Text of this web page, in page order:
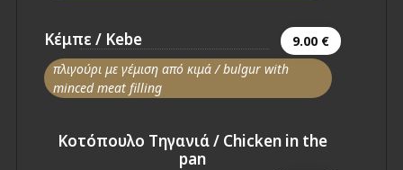
Κέμπε / Kebe
9.00 €
πλιγούρι με γέμιση από κιμά / bulgur with
minced meat filling
Κοτόπουλο Τηγανιά / Chicken in the
pan